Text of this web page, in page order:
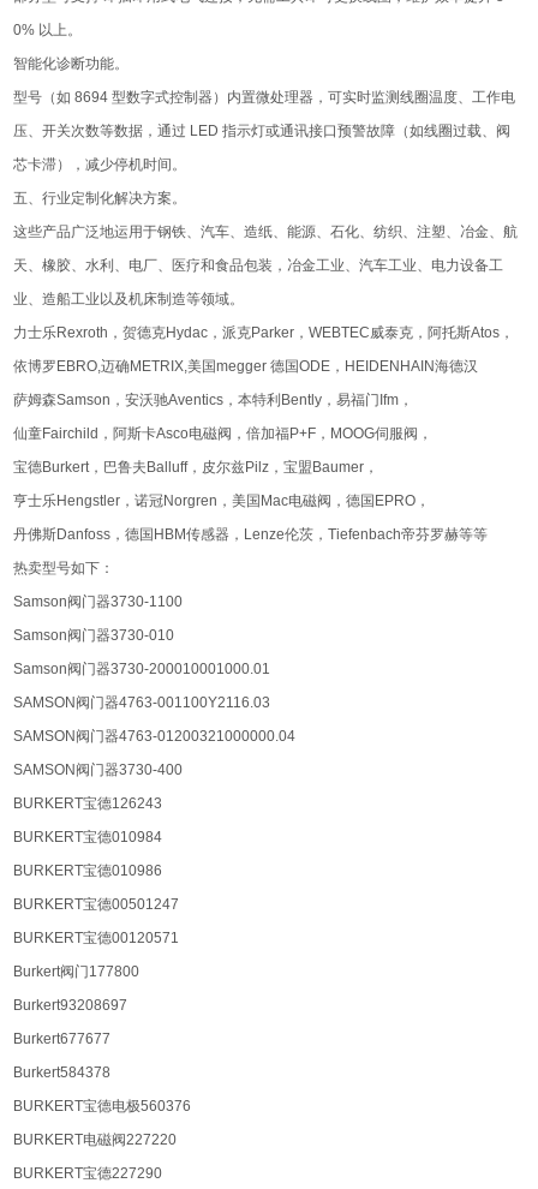
0% 以上。
智能化诊断功能。
型号（如 8694 型数字式控制器）内置微处理器，可实时监测线圈温度、工作电
压、开关次数等数据，通过 LED 指示灯或通讯接口预警故障（如线圈过载、阀
芯卡滞），减少停机时间。
五、行业定制化解决方案。
这些产品⼴泛地运⽤于钢铁、汽⻋、造纸、能源、⽯化、纺织、注塑、冶⾦、航
天、橡胶、⽔利、电⼚、医疗和⻝品包装，冶⾦⼯业、汽⻋⼯业、电⼒设备⼯
业、造船⼯业以及机床制造等领域。
力士乐Rexroth，贺德克Hydac，派克Parker，WEBTEC威泰克，阿托斯Atos，
依博罗EBRO,迈确METRIX,美国megger 德国ODE，HEIDENHAIN海德汉
萨姆森Samson，安沃驰Aventics，本特利Bently，易福门Ifm，
仙童Fairchild，阿斯卡Asco电磁阀，倍加福P+F，MOOG伺服阀，
宝德Burkert，巴鲁夫Balluff，皮尔兹Pilz，宝盟Baumer，
亨士乐Hengstler，诺冠Norgren，美国Mac电磁阀，德国EPRO，
丹佛斯Danfoss，德国HBM传感器，Lenze伦茨，Tiefenbach帝芬罗赫等等
热卖型号如下：
Samson阀门器3730-1100
Samson阀门器3730-010
Samson阀门器3730-200010001000.01
SAMSON阀门器4763-001100Y2116.03
SAMSON阀门器4763-01200321000000.04
SAMSON阀门器3730-400
BURKERT宝德126243
BURKERT宝德010984
BURKERT宝德010986
BURKERT宝德00501247
BURKERT宝德00120571
Burkert阀门177800
Burkert93208697
Burkert677677
Burkert584378
BURKERT宝德电极560376
BURKERT电磁阀227220
BURKERT宝德227290